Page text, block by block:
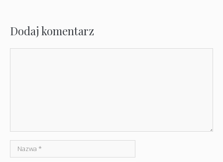
Dodaj komentarz
Nazwa